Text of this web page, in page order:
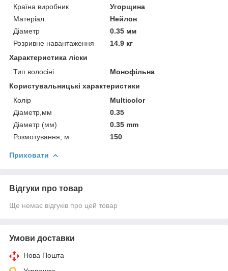
Країна виробник
Угорщина
Матеріал
Нейлон
Діаметр
0.35 мм
Розривне навантаження
14.9 кг
Характеристика ліски
Тип волосіні
Монофільна
Користувальницькі характеристики
Колір
Multicolor
Діаметр,мм
0.35
Діаметр (мм)
0.35 mm
Розмотування, м
150
Приховати
Відгуки про товар
Ще немає відгуків про цей товар
Умови доставки
Нова Пошта